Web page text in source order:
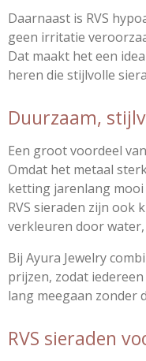
Daarnaast is RVS
geen irritatie
Dat maakt het een
heren die stijlvolle
Duurzaam,
Een groot voordeel
Omdat het metaal
ketting jarenlang
RVS sieraden zijn ook
verkleuren door
Bij Ayura Jewelry
prijzen, zodat
lang meegaan zonder
RVS sieraden